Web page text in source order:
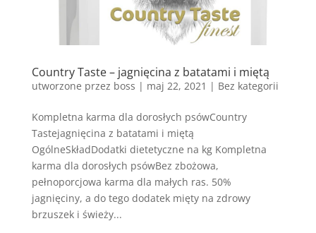
Country Taste – jagnięcina z batatami i miętą
utworzone przez boss | maj 22, 2021 | Bez kategorii
Kompletna karma dla dorosłych psówCountry
Tastejagnięcina z batatami i miętą
OgólneSkładDodatki dietetyczne na kg Kompletna
karma dla dorosłych psówBez zbożowa,
pełnoporcjowa karma dla małych ras. 50%
jagnięciny, a do tego dodatek mięty na zdrowy
brzuszek i świeży...